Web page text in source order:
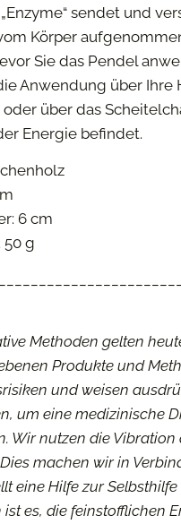
sendet und
Körper
Sie das Pendel
Anwendung über
über das
Energie befindet.
6 cm
50 g
Methoden gelten
Produkte und
und weisen
um eine medizinische
Wir nutzen die
machen wir in
eine Hilfe zur
ist es, die feinstofflichen